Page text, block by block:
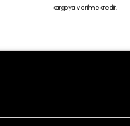
kargoya verilmektedir.